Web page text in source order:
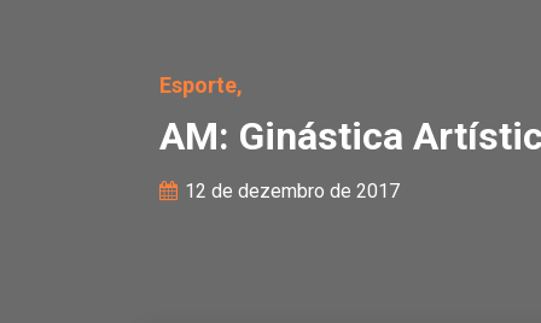
Esporte,
AM: Ginástica
12 de dezembro de 2017